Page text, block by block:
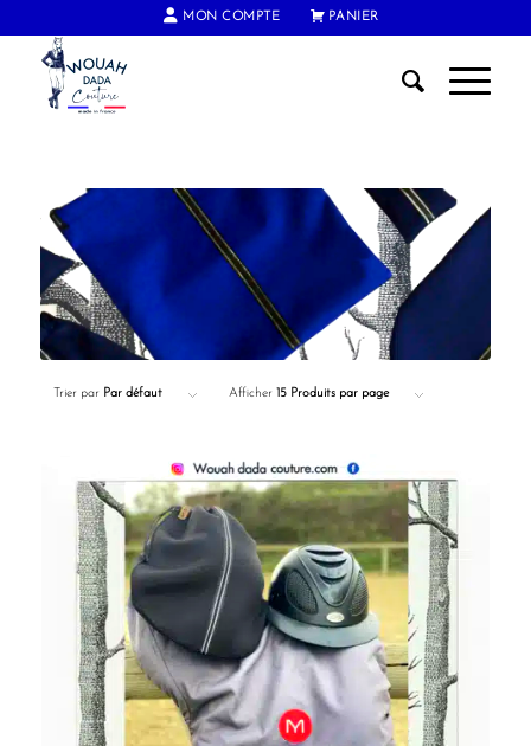
MON COMPTE PANIER
Trier par Par défaut Afficher 15 Produits par page